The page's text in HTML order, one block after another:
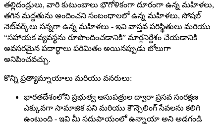
తల్లిదండ్రులు, వారి కుటుంబాలు భౌగోళికంగా దూరంగా ఉన్న మహిళలు,
తగిన మద్దతును అందించని సంబంధాలలో ఉన్న మహిళలు, సోషల్
నెట్‌వర్క్‌లు సన్నగా ఉన్న మహిళలు - ఇవి వాస్తవ పరిస్థితులు మరియు
“సహాయక వ్యవస్థను రూపొందించడానికి” మార్గనిర్దేశం చేయడానికి
అవసరమైన పదార్థాలు పరిమితం అయినప్పుడు బోలుగా
అనిపించవచ్చు.
కొన్ని ప్రత్యామ్నాయాలు మరియు వనరులు:
భారతదేశంలోని ప్రభుత్వ ఆసుపత్రుల ద్వారా ప్రసవ సంరక్షణ
ఎక్కువగా సామాజిక పని మరియు కౌన్సెలింగ్ సేవలను కలిగి
ఉంటుంది - ఇవి మీ సదుపాయంలో ఉన్నాయా అని అడగండి